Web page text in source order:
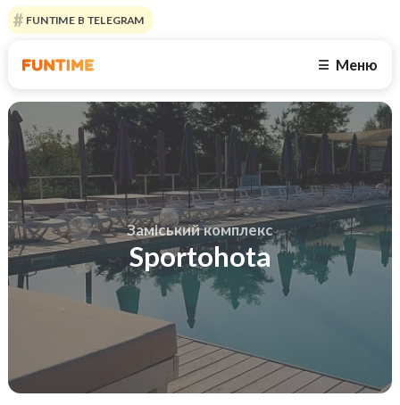
FUNTIME В TELEGRAM
☰ Меню
Заміський комплекс
Sportohota